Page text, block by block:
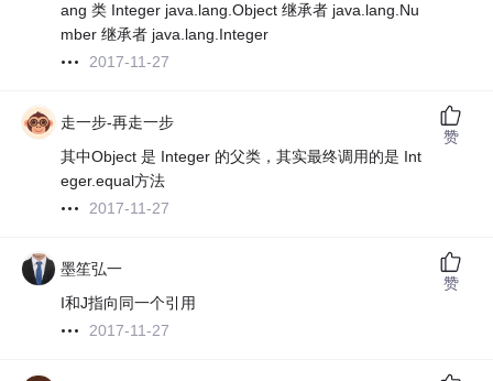
ang 类 Integer java.lang.Object 继承者 java.lang.Nu
mber 继承者 java.lang.Integer
2017-11-27
走一步-再走一步
其中Object 是 Integer 的父类，其实最终调用的是 Int
eger.equal方法
2017-11-27
赞
墨笙弘一
I和J指向同一个引用
2017-11-27
赞